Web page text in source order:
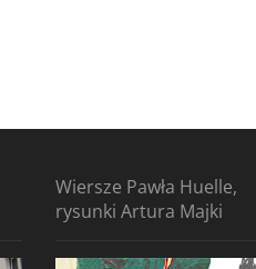
Wiersze Pawła Huelle,
rysunki Artura Majki